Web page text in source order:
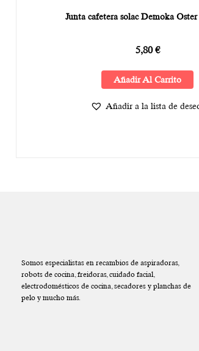
Junta cafetera solac Demoka Oster
5,80€
Añadir Al Carrito
Añadir a la lista de
Somos especialistas en recambios de aspiradoras,
robots de cocina, freidoras, cuidado facial,
electrodomésticos de cocina, secadores y planchas de
pelo y mucho más.